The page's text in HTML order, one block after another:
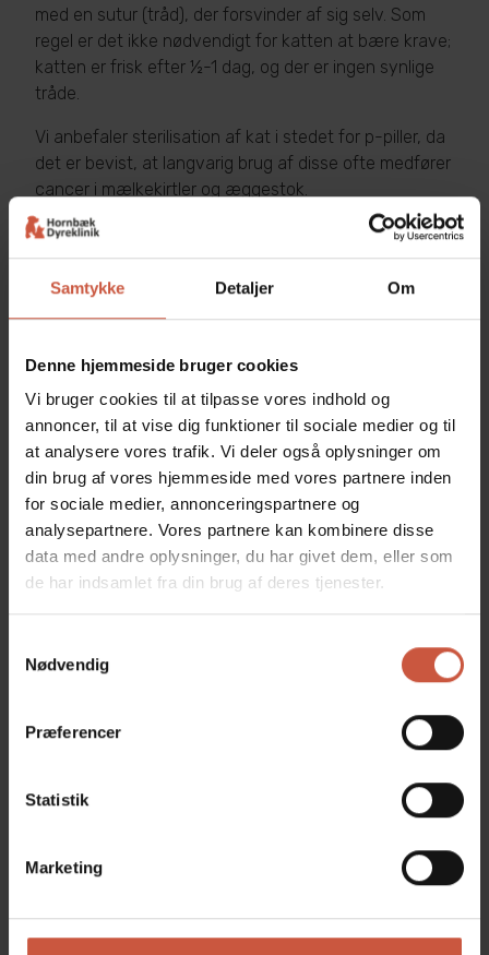
Samtykke Detaljer Om
Denne hjemmeside bruger cookies
Vi bruger cookies til at tilpasse vores indhold og
annoncer, til at vise dig funktioner til sociale medier og til
at analysere vores trafik. Vi deler også oplysninger om
din brug af vores hjemmeside med vores partnere inden
for sociale medier, annonceringspartnere og
analysepartnere. Vores partnere kan kombinere disse
data med andre oplysninger, du har givet dem, eller som
de har indsamlet fra din brug af deres tjenester.
Nødvendig
Præferencer
Statistik
Marketing
med en sutur (tråd), der forsvinder af sig selv. Som
regel er det ikke nødvendigt for katten at bære krave;
katten er frisk efter ½-1 dag, og der er ingen synlige
tråde.
Vi anbefaler sterilisation af kat i stedet for p-piller, da
det er bevist, at langvarig brug af disse ofte medfører
cancer i mælkekirtler og æggestok.​
Fordele ved kastration af kat
ikke mange intakte hankatte der bliver særligt gamle,
fordi det er et farligt liv at strejfe omkring og slås.
Desuden opnår man også, at deres urin lugter langt
mindre efter kastration. Ved en kastration af kat
fjernes begge testikler.
Øremærkning i forbindelse
med kastration eller
sterilisation
​Mange vælger også at få deres kat øremærket i
forbindelse med en kastration af kat. På Hornbæk
er registrering af nummeret, som koster 145 kr. til